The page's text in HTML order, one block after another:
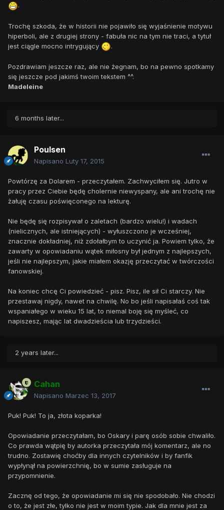
.
Trochę szkoda, że w historii nie pojawiło się wyjaśnienie motywu
hiperboli, ale z drugiej strony - fabuła nic na tym nie traci, a tytuł
jest ciągle mocno intrygujący
.
Pozdrawiam jeszcze raz, ale nie żegnam, bo na pewno spotkamy
się jeszcze pod jakimś twoim tekstem ^^.
Madeleine
6 months later...
Poulsen
Napisano Luty 17, 2015
Powtórzę za Dolarem - przeczytałem. Zachwyciłem się. Jutro w
pracy przez Ciebie będę cholernie niewyspany, ale ani trochę nie
żałuję czasu poświęconego na lekturę.
Nie będę się rozpisywał o zaletach (bardzo wielu!) i wadach
(nielicznych, ale istniejących) - wyłuszczono je wcześniej,
znacznie dokładniej, niż zdołałbym to uczynić ja. Powiem tylko, że
zawarty w opowiadaniu wątek miłosny był jednym z najlepszych,
jeśli nie najlepszym, jakie miałem okazję przeczytać w twórczości
fanowskiej.
Na koniec chcę Ci powiedzieć - pisz. Pisz, ile sił Ci starczy. Nie
przestawaj nigdy, nawet na chwilę. No bo jeśli napisałaś coś tak
wspaniałego w wieku 15 lat, to niemal boję się myśleć, co
napiszesz, mając lat dwadzieścia lub trzydzieści.
2 years later...
Cahan
Napisano Marzec 13, 2017
Puk! Puk! To ja, złota koparka!
Opowiadanie przeczytałam, bo Oskary i parę osób sobie chwaliło.
Co prawda wątpię by autorka przeczytała mój komentarz, ale no
trudno. Zostawię choćby dla innych czytelników i by fanfik
wypłynął na powierzchnię, bo w sumie zasługuje na
przypomnienie.
Zacznę od tego, że opowiadanie mi się nie spodobało. Nie chodzi
o to, że jest złe, tylko nie jest w moim typie. Jak dla mnie jest za